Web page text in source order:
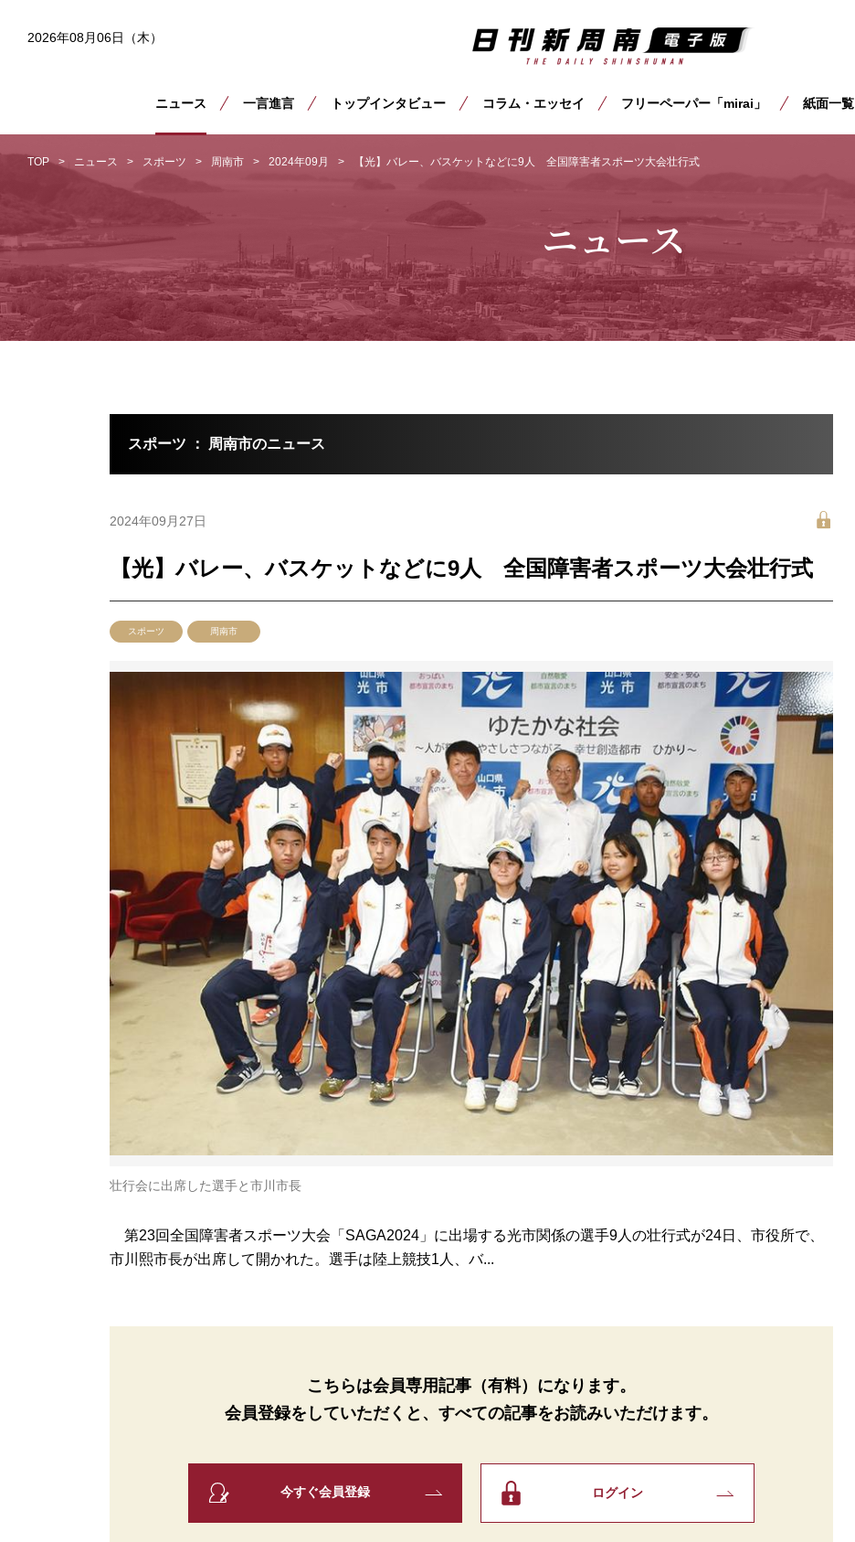
2026年08月06日（木）
ニュース 一言進言 トップインタビュー コラム・エッセイ フリーペーパー「mirai」 紙面一覧
TOP ニュース スポーツ 周南市 2024年09月 【光】バレー、バスケットなどに9人 全国障害者スポーツ大会壮行式
ニュース
スポーツ ： 周南市のニュース
2024年09月27日
【光】バレー、バスケットなどに9人 全国障害者スポーツ大会壮行式
スポーツ 周南市
壮行会に出席した選手と市川市長
第23回全国障害者スポーツ大会「SAGA2024」に出場する光市関係の選手9人の壮行式が24日、市役所で、
市川熙市長が出席して開かれた。選手は陸上競技1人、バ...
こちらは会員専用記事（有料）になります。
会員登録をしていただくと、 すべての記事をお読みいただけます。
今すぐ会員登録 ログイン